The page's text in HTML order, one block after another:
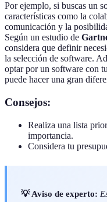
Por ejemplo, si buscas un
características como la
comunicación y la
Según un estudio de
considera que definir
la selección de software.
optar por un software con
puede hacer una gran
Consejos:
Realiza una lista
importancia.
Considera tu
💡 Aviso de experto: